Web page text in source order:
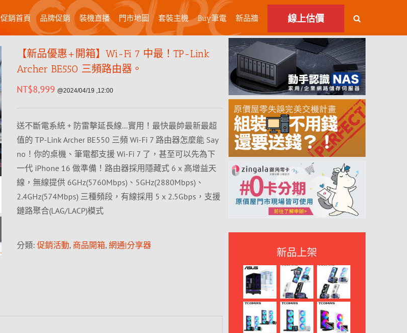
促銷首頁 品牌促銷 裝機直播 門市地圖 套裝主機 Buy筆電 新品牆 線上估價
【新品優惠+開箱】Wi-Fi 7 中最！TP-Link
Archer BE550 三頻路由器。
NT$8,999 @2024/04/19 ,12:00
送不斷電系統 + 防雷擊延長線…實用！最快最帥最新最超
值的 TP-Link Archer BE550 三頻 Wi-Fi 7 路由器怎麼能 Say
no！你的桌機、筆電都支援 Wi-Fi 7 了，甚至可以先為下
一代 iPhone 16 做準備！路由器採用隱藏式 6 x 高增益天
線，無線提供 6GHz(5760Mbps)、5GHz(2880Mbps)、
2.4GHz(574Mbps) 三種頻段，有線採用 5 x 2.5Gbps，支援
鏈路聚合(LAG/LACP)模式
分類: 促銷活動, 商品開箱, 網通|分享器
新品上架